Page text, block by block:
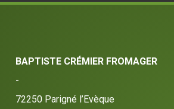
BAPTISTE CRÉMIER FROMAGER
-
72250 Parigné l’Evèque